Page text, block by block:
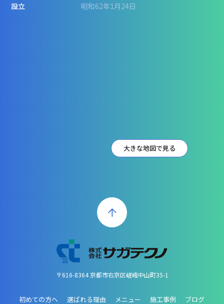
設立 昭和62年1月24日
大きな地図で見る
〒616-8364 京都市右京区嵯峨中山町35-1
初めての方へ 選ばれる理由 メニュー 施工事例 ブログ